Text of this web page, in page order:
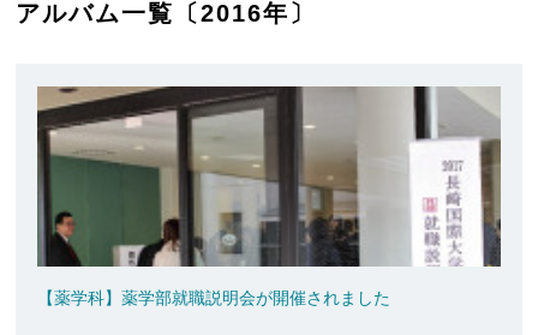
アルバム一覧〔2016年〕
【薬学科】薬学部就職説明会が開催されました